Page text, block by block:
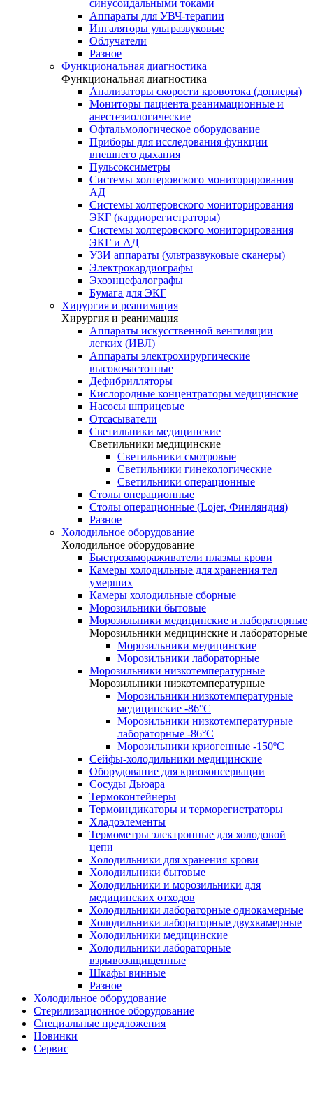
синусоидальными токами
Аппараты для УВЧ-терапии
Ингаляторы ультразвуковые
Облучатели
Разное
Функциональная диагностика
Функциональная диагностика
Анализаторы скорости кровотока (доплеры)
Мониторы пациента реанимационные и
анестезиологические
Офтальмологическое оборудование
Приборы для исследования функции
внешнего дыхания
Пульсоксиметры
Системы холтеровского мониторирования
АД
Системы холтеровского мониторирования
ЭКГ (кардиорегистраторы)
Системы холтеровского мониторирования
ЭКГ и АД
УЗИ аппараты (ультразвуковые сканеры)
Электрокардиографы
Эхоэнцефалографы
Бумага для ЭКГ
Хирургия и реанимация
Хирургия и реанимация
Аппараты искусственной вентиляции
легких (ИВЛ)
Аппараты электрохирургические
высокочастотные
Дефибрилляторы
Кислородные концентраторы медицинские
Насосы шприцевые
Отсасыватели
Светильники медицинские
Светильники медицинские
Светильники смотровые
Светильники гинекологические
Светильники операционные
Столы операционные
Столы операционные (Lojer, Финляндия)
Разное
Холодильное оборудование
Холодильное оборудование
Быстрозамораживатели плазмы крови
Камеры холодильные для хранения тел
умерших
Камеры холодильные сборные
Морозильники бытовые
Морозильники медицинские и лабораторные
Морозильники медицинские и лабораторные
Морозильники медицинские
Морозильники лабораторные
Морозильники низкотемпературные
Морозильники низкотемпературные
Морозильники низкотемпературные
медицинские -86°С
Морозильники низкотемпературные
лабораторные -86°С
Морозильники криогенные -150ºC
Сейфы-холодильники медицинские
Оборудование для криоконсервации
Сосуды Дьюара
Термоконтейнеры
Термоиндикаторы и терморегистраторы
Хладоэлементы
Термометры электронные для холодовой
цепи
Холодильники для хранения крови
Холодильники бытовые
Холодильники и морозильники для
медицинских отходов
Холодильники лабораторные однокамерные
Холодильники лабораторные двухкамерные
Холодильники медицинские
Холодильники лабораторные
взрывозащищенные
Шкафы винные
Разное
Холодильное оборудование
Стерилизационное оборудование
Специальные предложения
Новинки
Сервис